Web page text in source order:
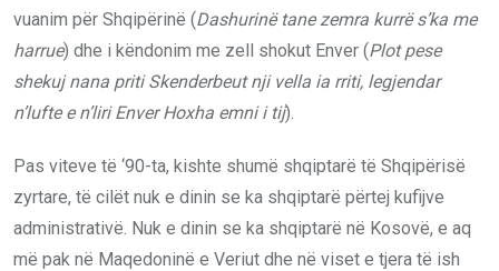
vuanim për Shqipërinë (Dashurinë tane zemra kurrë s’ka me
harrue) dhe i këndonim me zell shokut Enver (Plot pese
shekuj nana priti Skenderbeut nji vella ia rriti, legjendar
n’lufte e n’liri Enver Hoxha emni i tij).
Pas viteve të ‘90-ta, kishte shumë shqiptarë të Shqipërisë
zyrtare, të cilët nuk e dinin se ka shqiptarë përtej kufijve
administrativë. Nuk e dinin se ka shqiptarë në Kosovë, e aq
më pak në Maqedoninë e Veriut dhe në viset e tjera të ish